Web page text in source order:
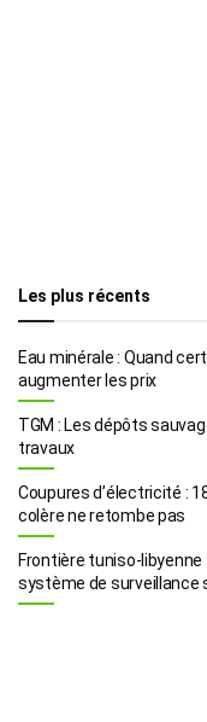
Les plus récents
Eau minérale : Quand
augmenter les prix
TGM : Les dépôts
travaux
Coupures d’électricité :
colère ne retombe pas
Frontière tuniso-libyenne
système de surveillance